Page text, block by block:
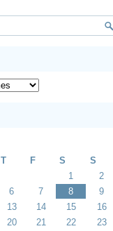
T F S S
1
2
6 7 8
9
13 14 15
16
20 21 22
23